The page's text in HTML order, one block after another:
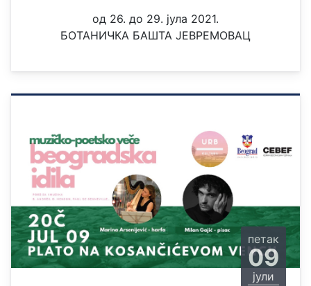
од 26. до 29. јула 2021.
БОТАНИЧКА БАШТА ЈЕВРЕМОВАЦ
петак
09
јули